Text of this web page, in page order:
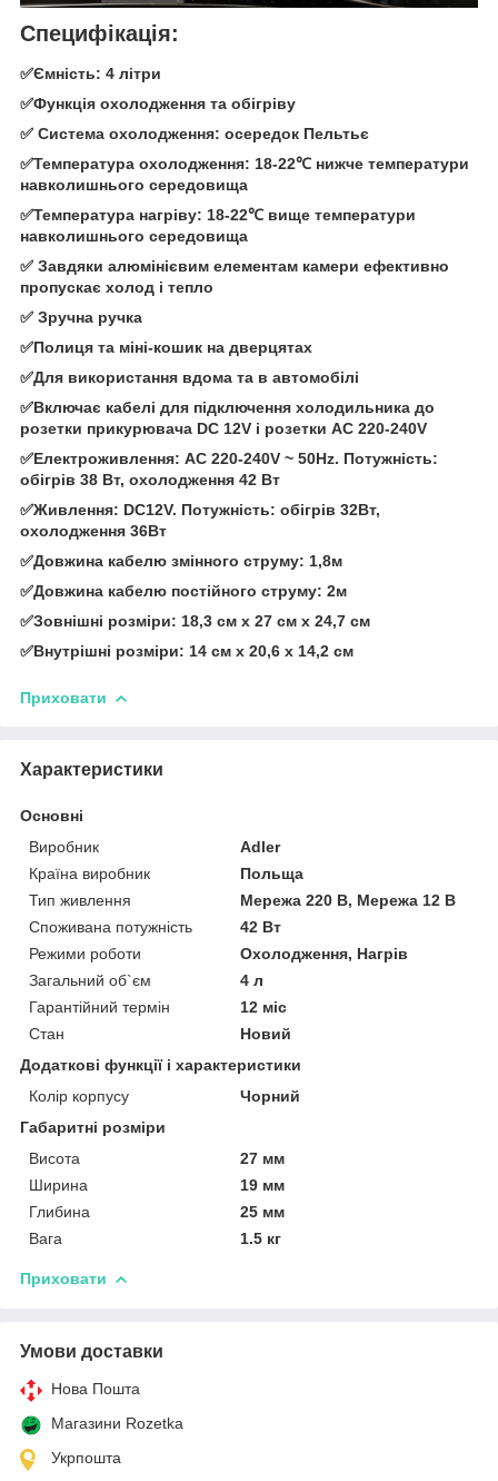
Специфікація:
✅Ємність: 4 літри
✅Функція охолодження та обігріву
✅ Система охолодження: осередок Пельтьє
✅Температура охолодження: 18-22℃ нижче температури
навколишнього середовища
✅Температура нагріву: 18-22℃ вище температури
навколишнього середовища
✅ Завдяки алюмінієвим елементам камери ефективно
пропускає холод і тепло
✅ Зручна ручка
✅Полиця та міні-кошик на дверцятах
✅Для використання вдома та в автомобілі
✅Включає кабелі для підключення холодильника до
розетки прикурювача DC 12V і розетки AC 220-240V
✅Електроживлення: AC 220-240V ~ 50Hz. Потужність:
обігрів 38 Вт, охолодження 42 Вт
✅Живлення: DC12V. Потужність: обігрів 32Вт,
охолодження 36Вт
✅Довжина кабелю змінного струму: 1,8м
✅Довжина кабелю постійного струму: 2м
✅Зовнішні розміри: 18,3 см х 27 см х 24,7 см
✅Внутрішні розміри: 14 см х 20,6 х 14,2 см
Приховати
Характеристики
Основні
Виробник
Adler
Країна виробник
Польща
Тип живлення
Мережа 220 В, Мережа 12 В
Споживана потужність
42 Вт
Режими роботи
Охолодження, Нагрів
Загальний об`єм
4 л
Гарантійний термін
12 міс
Стан
Новий
Додаткові функції і характеристики
Колір корпусу
Чорний
Габаритні розміри
Висота
27 мм
Ширина
19 мм
Глибина
25 мм
Вага
1.5 кг
Приховати
Умови доставки
Нова Пошта
Магазини Rozetka
Укрпошта